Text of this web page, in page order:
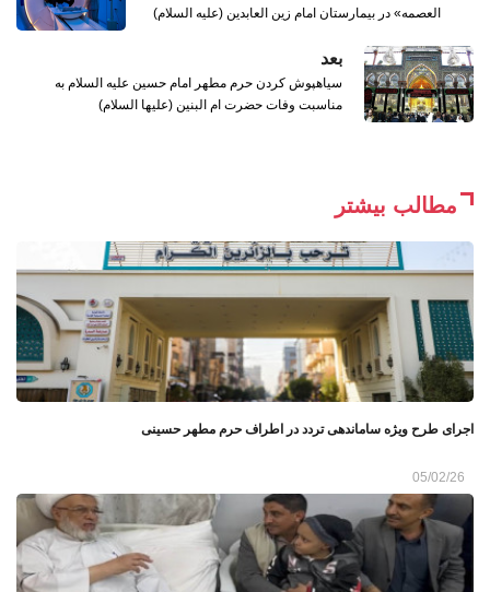
العصمه» در بیمارستان امام زین ‌العابدین (علیه ‌السلام)
بعد
سیاهپوش کردن حرم مطهر امام حسین علیه السلام به
مناسبت وفات حضرت ام البنین (علیها السلام)
مطالب بیشتر
اجرای طرح ویژه ساماندهی تردد در اطراف حرم مطهر حسینی
05/02/26